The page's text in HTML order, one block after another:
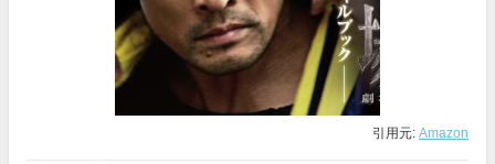
引用元: Amazon